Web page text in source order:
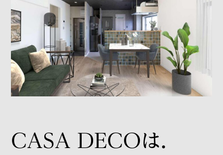
CASA DECOは.